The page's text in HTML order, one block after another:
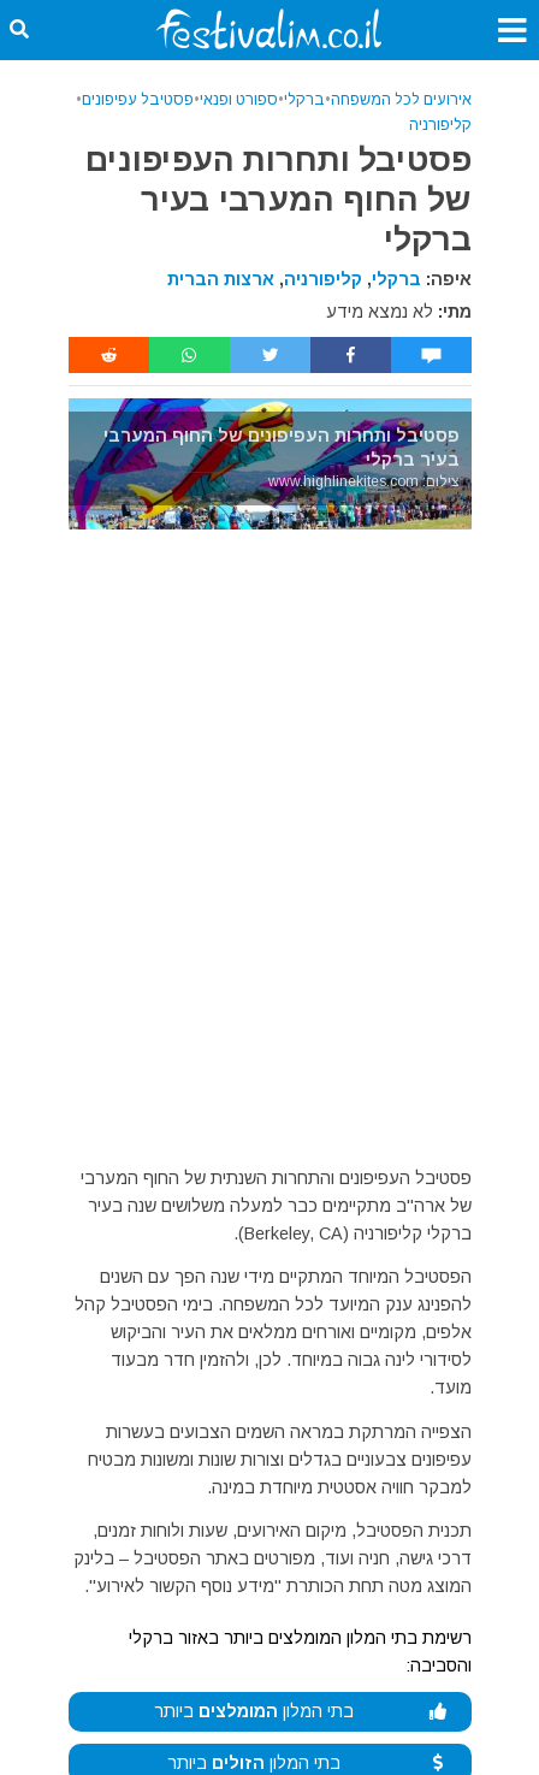
אירועים לכל המשפחה•ברקלי•ספורט ופנאי•פסטיבל עפיפונים•
קליפורניה
פסטיבל ותחרות העפיפונים
של החוף המערבי בעיר
ברקלי
איפה: ברקלי, קליפורניה, ארצות הברית
מתי: לא נמצא מידע
פסטיבל ותחרות העפיפונים של החוף המערבי
בעיר ברקלי
צילום: www.highlinekites.com
פסטיבל העפיפונים והתחרות השנתית של החוף המערבי
של ארה"ב מתקיימים כבר למעלה משלושים שנה בעיר
ברקלי קליפורניה (Berkeley, CA).
הפסטיבל המיוחד המתקיים מידי שנה הפך עם השנים
להפנינג ענק המיועד לכל המשפחה. בימי הפסטיבל קהל
אלפים, מקומיים ואורחים ממלאים את העיר והביקוש
לסידורי לינה גבוה במיוחד. לכן, ולהזמין חדר מבעוד
מועד.
הצפייה המרתקת במראה השמים הצבועים בעשרות
עפיפונים צבעוניים בגדלים וצורות שונות ומשונות מבטיח
למבקר חוויה אסטטית מיוחדת במינה.
תכנית הפסטיבל, מיקום האירועים, שעות ולוחות זמנים,
דרכי גישה, חניה ועוד, מפורטים באתר הפסטיבל – בלינק
המוצג מטה תחת הכותרת "מידע נוסף הקשור לאירוע".
רשימת בתי המלון המומלצים ביותר באזור ברקלי
והסביבה:
בתי המלון המומלצים ביותר
בתי המלון הזולים ביותר